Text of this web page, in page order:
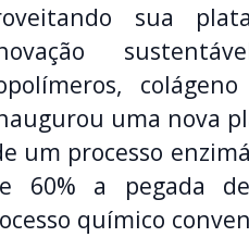
sua
uma nova
um processo
60% a pegada
químico